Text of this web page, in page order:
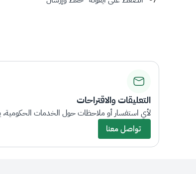
التعليقات والاقتراحات
لأي استفسار أو ملاحظات حول الخدمات الحكومية،
تواصل معنا